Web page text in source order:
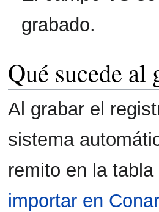
grabado.
Qué sucede al
Al grabar el
sistema
remito en la tabla
importar en